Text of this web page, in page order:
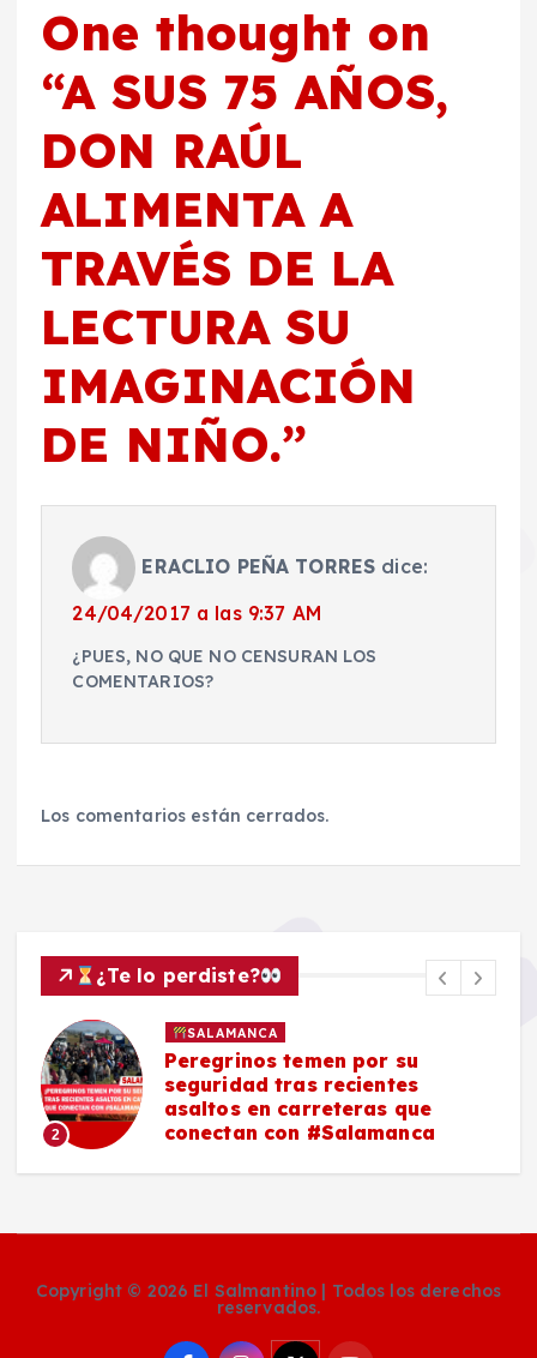
One thought on
“A SUS 75 AÑOS,
DON RAÚL
ALIMENTA A
TRAVÉS DE LA
LECTURA SU
IMAGINACIÓN
DE NIÑO.”
ERACLIO PEÑA TORRES dice:
24/04/2017 a las 9:37 AM
¿PUES, NO QUE NO CENSURAN LOS
COMENTARIOS?
Los comentarios están cerrados.
¿Te lo perdiste?
2
SALAMANCA
Peregrinos temen por su
seguridad tras recientes
asaltos en carreteras que
conectan con #Salamanca
Copyright © 2026 El Salmantino | Todos los derechos
reservados.